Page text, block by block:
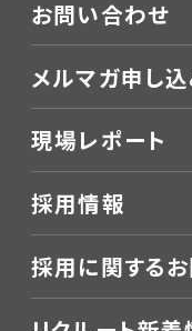
お問い合わせ
メルマガ申し
現場レポート
採用情報
採用に関する